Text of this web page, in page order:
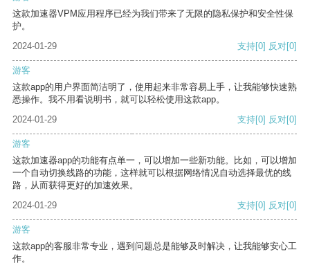
这款加速器VPM应用程序已经为我们带来了无限的隐私保护和安全性保
护。
2024-01-29
支持[0] 反对[0]
游客
这款app的用户界面简洁明了，使用起来非常容易上手，让我能够快速熟
悉操作。我不用看说明书，就可以轻松使用这款app。
2024-01-29
支持[0] 反对[0]
游客
这款加速器app的功能有点单一，可以增加一些新功能。比如，可以增加
一个自动切换线路的功能，这样就可以根据网络情况自动选择最优的线
路，从而获得更好的加速效果。
2024-01-29
支持[0] 反对[0]
游客
这款app的客服非常专业，遇到问题总是能够及时解决，让我能够安心工
作。